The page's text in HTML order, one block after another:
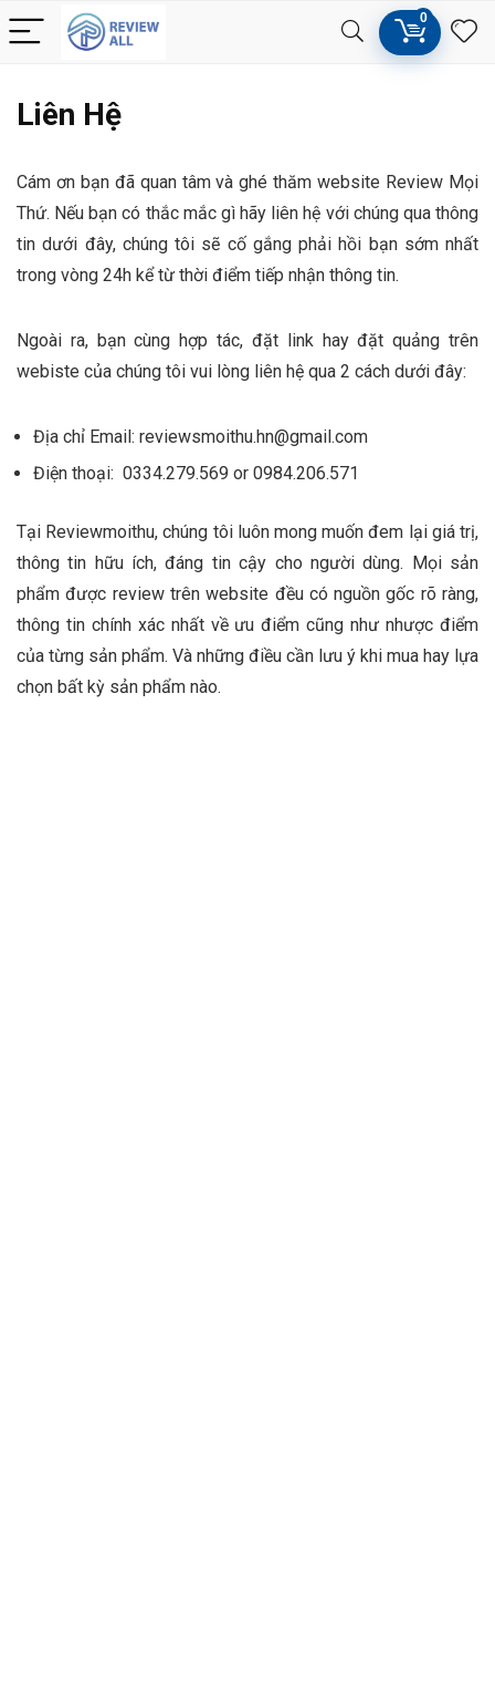
0
Liên Hệ
Cám ơn bạn đã quan tâm và ghé thăm website Review Mọi
Thứ. Nếu bạn có thắc mắc gì hãy liên hệ với chúng qua thông
tin dưới đây, chúng tôi sẽ cố gắng phải hồi bạn sớm nhất
trong vòng 24h kể từ thời điểm tiếp nhận thông tin.
Ngoài ra, bạn cùng hợp tác, đặt link hay đặt quảng trên
webiste của chúng tôi vui lòng liên hệ qua 2 cách dưới đây:
Địa chỉ Email: reviewsmoithu.hn@gmail.com
Điện thoại: 0334.279.569 or 0984.206.571
Tại Reviewmoithu, chúng tôi luôn mong muốn đem lại giá trị,
thông tin hữu ích, đáng tin cậy cho người dùng. Mọi sản
phẩm được review trên website đều có nguồn gốc rõ ràng,
thông tin chính xác nhất về ưu điểm cũng như nhược điểm
của từng sản phẩm. Và những điều cần lưu ý khi mua hay lựa
chọn bất kỳ sản phẩm nào.